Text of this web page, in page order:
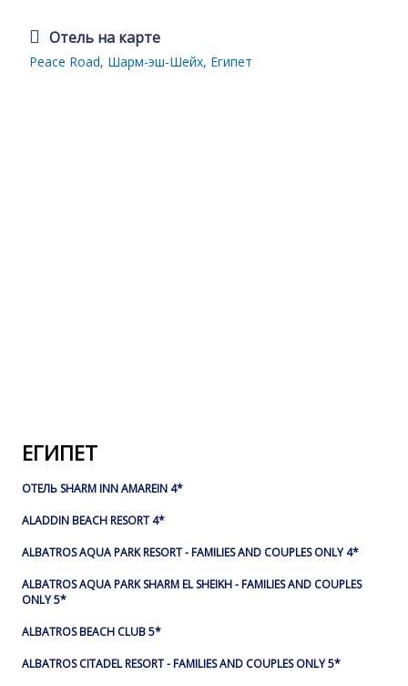
Отель на карте
Peace Road, Шарм-эш-Шейх, Египет
ЕГИПЕТ
ОТЕЛЬ SHARM INN AMAREIN 4*
ALADDIN BEACH RESORT 4*
ALBATROS AQUA PARK RESORT - FAMILIES AND COUPLES ONLY 4*
ALBATROS AQUA PARK SHARM EL SHEIKH - FAMILIES AND COUPLES
ONLY 5*
ALBATROS BEACH CLUB 5*
ALBATROS CITADEL RESORT - FAMILIES AND COUPLES ONLY 5*